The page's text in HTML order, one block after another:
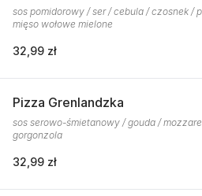
sos pomidorowy / ser / cebula / czosnek /
mięso wołowe mielone
32,99 zł
Pizza Grenlandzka
sos serowo-śmietanowy / gouda /
gorgonzola
32,99 zł